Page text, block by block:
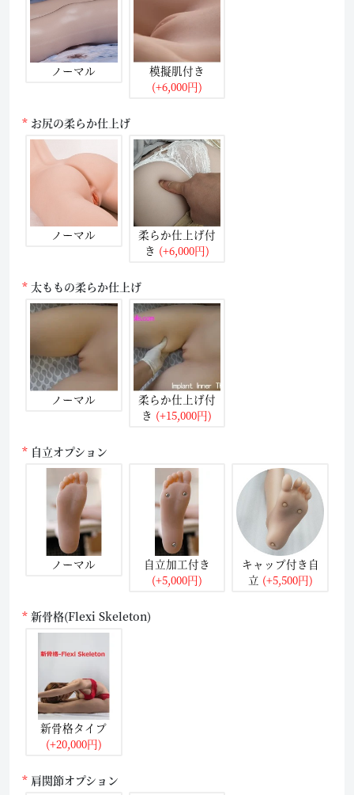
ノーマル
模擬肌付き
(+6,000円)
お尻の柔らか仕上げ
ノーマル
柔らか仕上げ付
き (+6,000円)
太ももの柔らか仕上げ
ノーマル
柔らか仕上げ付
き (+15,000円)
自立オプション
ノーマル
自立加工付き
(+5,000円)
キャップ付き自
立 (+5,500円)
新骨格(Flexi Skeleton)
新骨格タイプ
(+20,000円)
肩関節オプション